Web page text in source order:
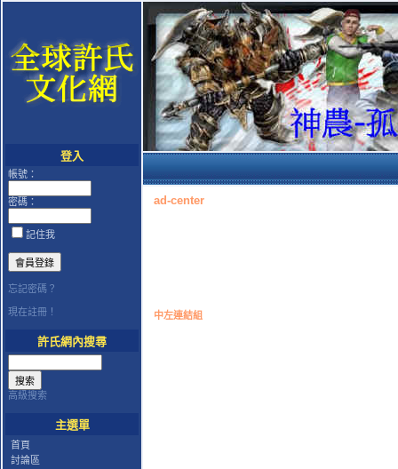
登入
帳號：
密碼：
記住我
忘記密碼？
現在註冊！
許氏網內搜尋
高級搜索
主選單
首頁
討論區
ad-center
中左連結組